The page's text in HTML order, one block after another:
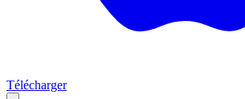
Télécharger